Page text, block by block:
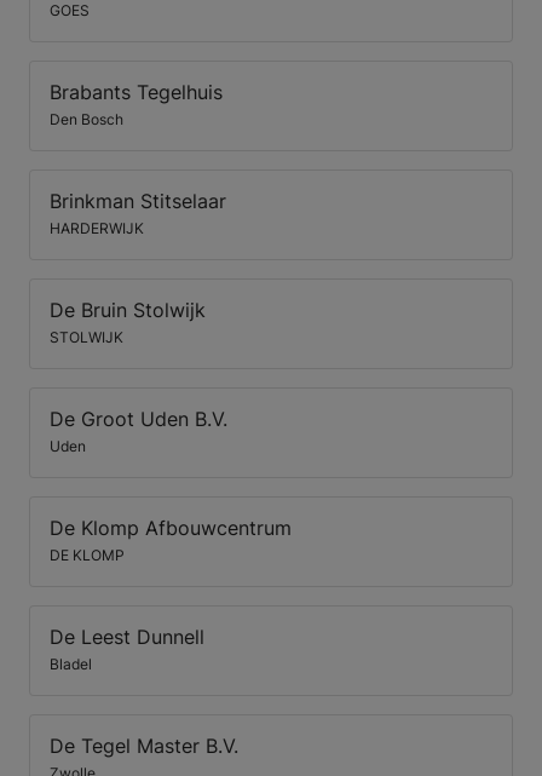
GOES
Brabants Tegelhuis
Den Bosch
Brinkman Stitselaar
HARDERWIJK
De Bruin Stolwijk
STOLWIJK
De Groot Uden B.V.
Uden
De Klomp Afbouwcentrum
DE KLOMP
De Leest Dunnell
Bladel
De Tegel Master B.V.